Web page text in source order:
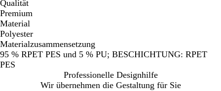
Qualität
Premium
Material
Polyester
Materialzusammensetzung
95 % RPET PES und 5 % PU; BESCHICHTUNG: RPET
PES
Professionelle Designhilfe
Wir übernehmen die Gestaltung für Sie